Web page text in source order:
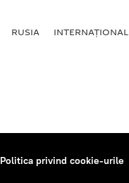
RUSIA INTERNAȚIONAL
Politica privind cookie-urile